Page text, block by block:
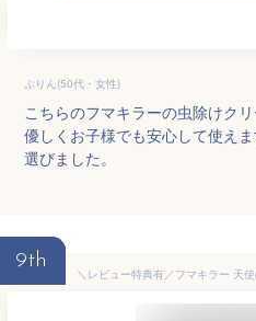
ぷりん(50代・女性)
こちらのフマキラーの虫除けク
優しくお子様でも安心して使え
選びました。
9th